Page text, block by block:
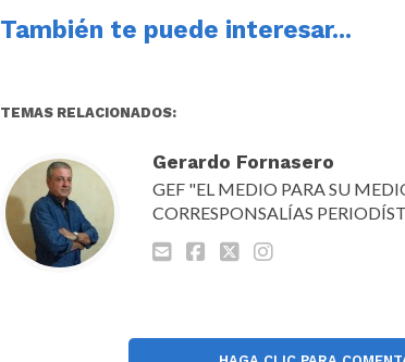
También te puede interesar...
TEMAS RELACIONADOS:
Gerardo Fornasero
GEF "EL MEDIO PARA SU
CORRESPONSALÍAS